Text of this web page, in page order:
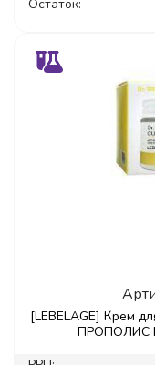
Остаток:
[LEBELAGE] Крем
ПРОПОЛИС